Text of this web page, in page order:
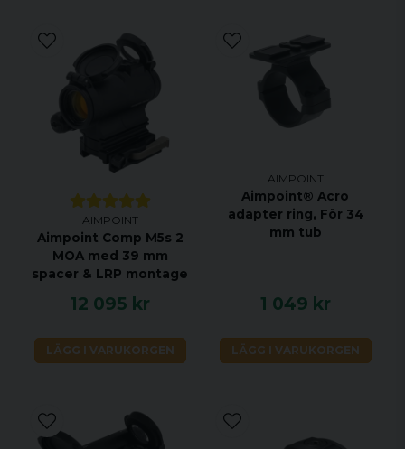
AIMPOINT
Aimpoint Comp M5s 2
MOA med 39 mm
spacer & LRP montage
12 095 kr
LÄGG I VARUKORGEN
AIMPOINT
Aimpoint® Acro
adapter ring, För 34
mm tub
1 049 kr
LÄGG I VARUKORGEN